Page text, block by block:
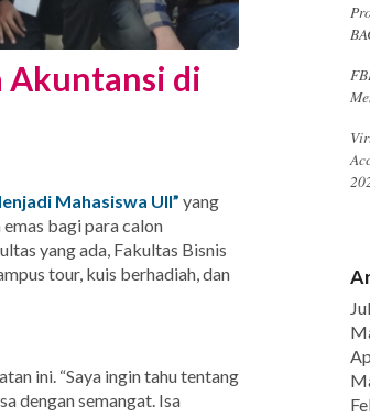
Akuntansi di
Mahasiswa UII” yang
bagi para calon
yang ada, Fakultas Bisnis
tour, kuis berhadiah, dan
ini. “Saya ingin tahu tentang
dengan semangat. Isa